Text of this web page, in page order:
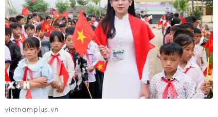
#Hội Khmer-Việt Nam
#người Campuchia gốc Việt
#COVID-19
#phần quà cứu trợ Campuchia
Theo dõi VietnamPlus
vietnamplus.vn